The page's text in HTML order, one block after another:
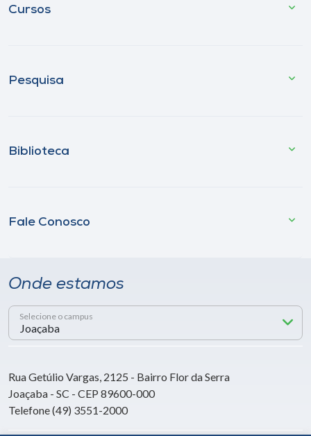
Cursos
Pesquisa
Biblioteca
Fale Conosco
Onde estamos
Selecione o campus
Rua Getúlio Vargas, 2125 - Bairro Flor da Serra
Joaçaba - SC - CEP 89600-000
Telefone (49) 3551-2000